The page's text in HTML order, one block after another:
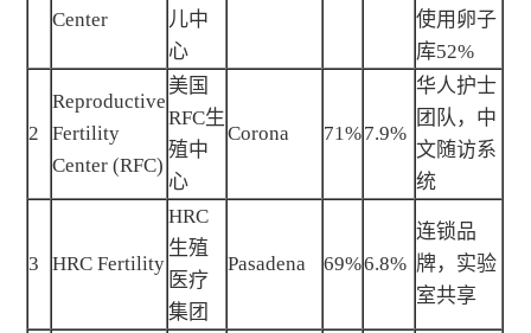
Center
儿中
心
使用卵子
库52%
2
Reproductive
Fertility
Center (RFC)
美国
RFC生
殖中
心
Corona 71%7.9%
华人护士
团队，中
文随访系
统
3 HRC Fertility
HRC
生殖
医疗
集团
Pasadena 69%6.8%
连锁品
牌，实验
室共享